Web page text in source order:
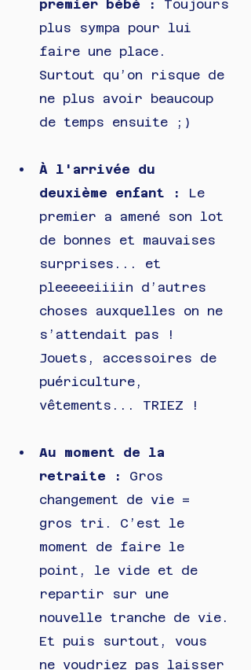
premier bébé : Toujours
plus sympa pour lui
faire une place.
Surtout qu’on risque de
ne plus avoir beaucoup
de temps ensuite ;)
À l'arrivée du
deuxième enfant :
Le
premier a amené son lot
de bonnes et mauvaises
surprises... et
pleeeeeiiiin d’autres
choses auxquelles on ne
s’attendait pas !
Jouets, accessoires de
puériculture,
vêtements... TRIEZ !
Au moment de la
retraite : Gros
changement de vie =
gros tri. C’est le
moment de faire le
point, le vide et de
repartir sur une
nouvelle tranche de vie.
Et puis surtout, vous
ne voudriez pas laisser